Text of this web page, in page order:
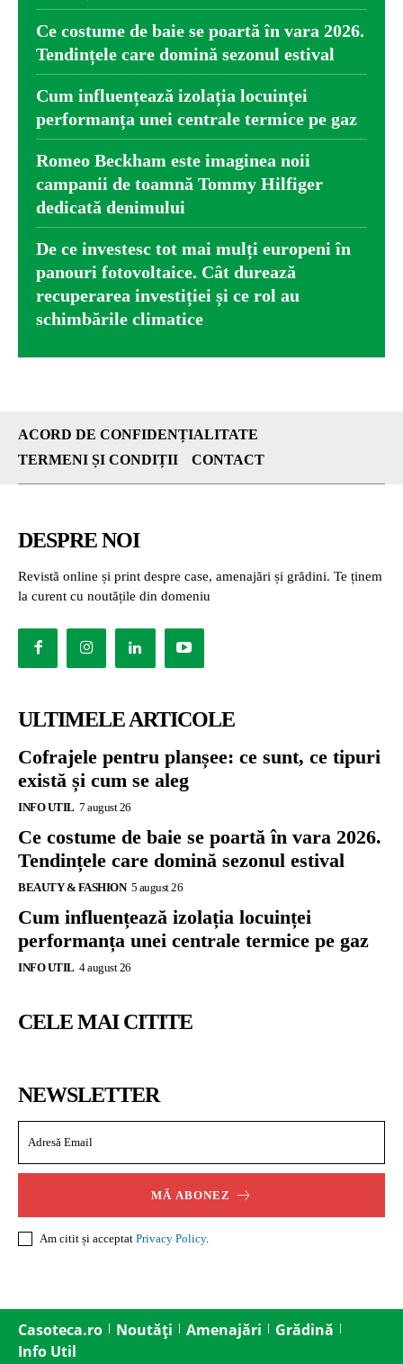
Ce costume de baie se poartă în vara 2026.
Tendințele care domină sezonul estival
Cum influențează izolația locuinței
performanța unei centrale termice pe gaz
Romeo Beckham este imaginea noii
campanii de toamnă Tommy Hilfiger
dedicată denimului
De ce investesc tot mai mulți europeni în
panouri fotovoltaice. Cât durează
recuperarea investiției și ce rol au
schimbările climatice
ACORD DE CONFIDENȚIALITATE
TERMENI ȘI CONDIȚII
CONTACT
DESPRE NOI
Revistă online și print despre case, amenajări și grădini. Te ținem
la curent cu noutățile din domeniu
ULTIMELE ARTICOLE
Cofrajele pentru planșee: ce sunt, ce tipuri
există și cum se aleg
INFO UTIL 7 august 26
Ce costume de baie se poartă în vara 2026.
Tendințele care domină sezonul estival
BEAUTY & FASHION 5 august 26
Cum influențează izolația locuinței
performanța unei centrale termice pe gaz
INFO UTIL 4 august 26
CELE MAI CITITE
NEWSLETTER
MĂ ABONEZ
Am citit și acceptat Privacy Policy.
Casoteca.ro Noutăți Amenajări
Grădină
Info Util